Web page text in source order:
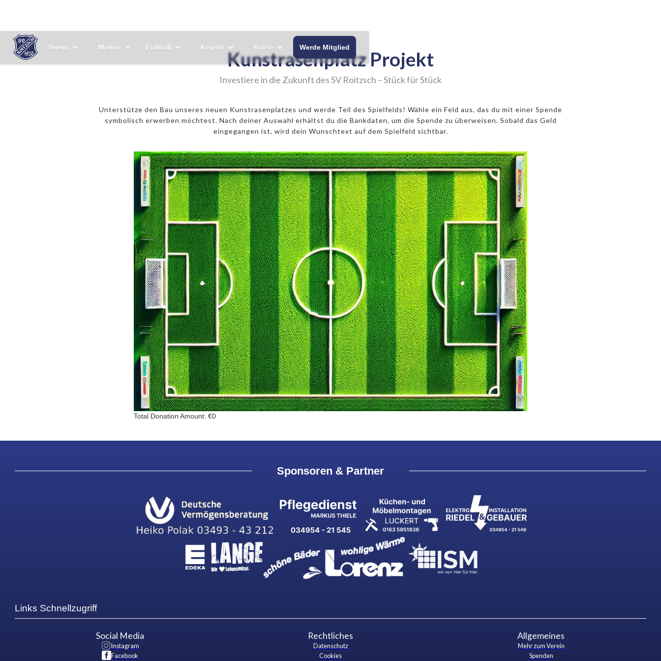
Verein Mieten Fußball Kegeln Kurse Werde Mitglied
Kunstrasenplatz Projekt
Investiere in die Zukunft des SV Roitzsch – Stück für Stück
Unterstütze den Bau unseres neuen Kunstrasenplatzes und werde Teil des Spielfelds! Wähle ein Feld aus, das du mit einer Spende
symbolisch erwerben möchtest. Nach deiner Auswahl erhältst du die Bankdaten, um die Spende zu überweisen. Sobald das Geld
eingegangen ist, wird dein Wunschtext auf dem Spielfeld sichtbar.
Total Donation Amount: €0
Sponsoren & Partner
Links Schnellzugriff
Social Media
Instagram
Facebook
Rechtliches
Datenschutz
Cookies
Allgemeines
Mehr zum Verein
Spenden